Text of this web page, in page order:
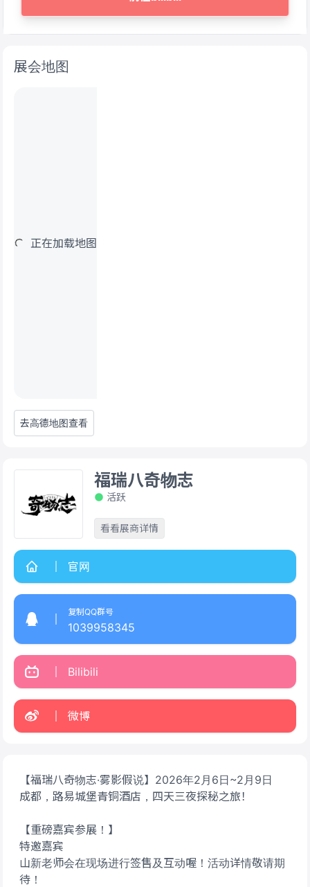
展会地图
正在加载地图
去高德地图查看
【福瑞八奇物志·雾影假说】2026年2月6日~2月9日
成都，路易城堡青铜酒店，四天三夜探秘之旅！
【重磅嘉宾参展！】
特邀嘉宾
山新老师会在现场进行签售及互动喔！活动详情敬请期
待！
福瑞八奇物志
活跃
看看展商详情
官网
复制QQ群号
1039958345
Bilibili
微博